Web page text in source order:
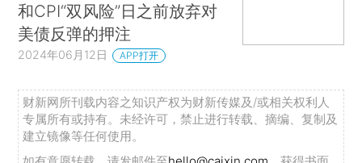
和CPI“双风险”日之前放弃对
美债反弹的押注
2024年06月12日 APP打开
财新网所刊载内容之知识产权为财新传媒及/或相关权利人
专属所有或持有。未经许可，禁止进行转载、摘编、复制及
建立镜像等任何使用。